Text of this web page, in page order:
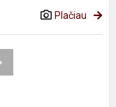
Plačiau